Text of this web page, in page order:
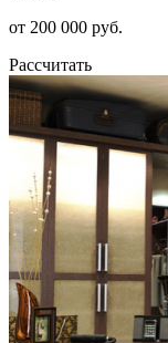
от 200 000 руб.
Рассчитать